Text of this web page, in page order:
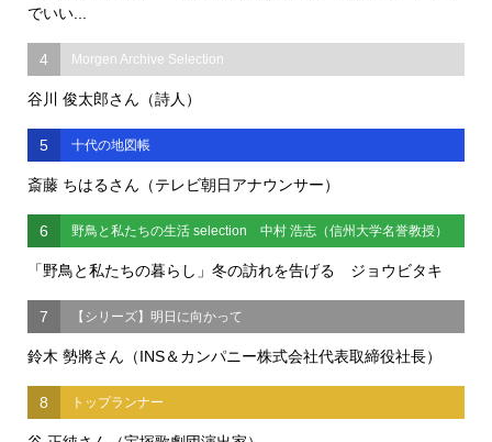
でいい...
4 Morgen Archive Selection
谷川 俊太郎さん（詩人）
5 十代の地図帳
斎藤 ちはるさん（テレビ朝日アナウンサー）
6 野鳥と私たちの生活 selection 中村 浩志（信州大学名誉教授）
「野鳥と私たちの暮らし」冬の訪れを告げる ジョウビタキ
7 【シリーズ】明日に向かって
鈴木 勢將さん（INS＆カンパニー株式会社代表取締役社長）
8 トップランナー